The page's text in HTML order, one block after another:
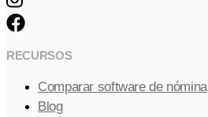
RECURSOS
Comparar software de nómina
Blog